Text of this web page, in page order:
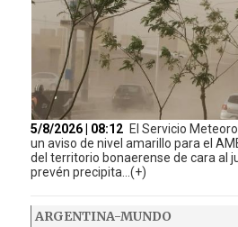
5/8/2026 | 08:12 El Servicio
un aviso de nivel amarillo para el
del territorio bonaerense de cara al
prevén precipita...(+)
ARGENTINA-MUNDO